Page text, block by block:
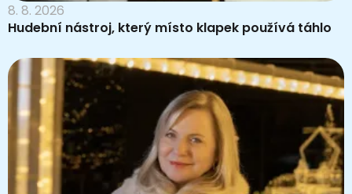
8. 8. 2026
Hudební nástroj, který místo klapek používá táhlo